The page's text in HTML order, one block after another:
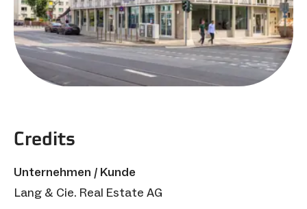
Credits
Unternehmen / Kunde
Lang & Cie. Real Estate AG